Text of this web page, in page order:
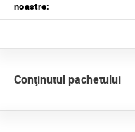
noastre:
Conţinutul pachetului